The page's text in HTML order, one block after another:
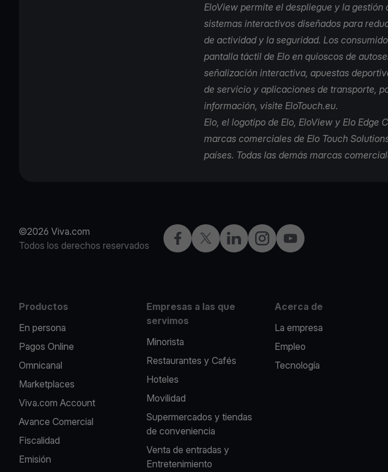
EloView permite el despliegue y la
sistemas interactivos diseñados para
de actividad y la seguridad. Los
pantalla táctil de Elo en quioscos de
señalización interactiva, apuestas
de servicio y aplicaciones de transporte,
información, visite EloTouch.eu.
Elo, el logotipo de Elo, EloView y Elo
marcas comerciales de Elo Touch
países. Todas las demás marcas
©2026 Viva.com
Todos los derechos reservados
Facebook
X LinkedInInstagramYouTube
Productos
En persona
Pagos Online
Omnicanal
Marketplaces
Viva.com Account
Avance Comercial
Fiscalidad
Emisión
Empresas a las que
servimos
Minorista
Restaurantes y Cafés
Hoteles
Movilidad
Supermercados y tiendas
de conveniencia
Venta de entradas y
Entretenimiento
Acerca de
La empresa
Empleo
Tecnología